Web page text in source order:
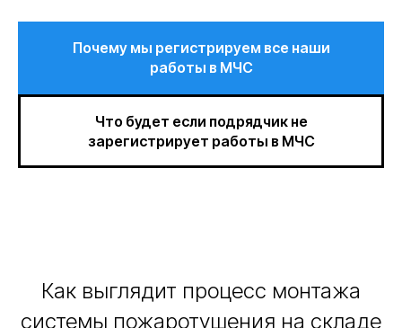
Почему мы регистрируем все наши
работы в МЧС
Что будет если подрядчик не
зарегистрирует работы в МЧС
Как выглядит процесс монтажа
системы пожаротушения на складе